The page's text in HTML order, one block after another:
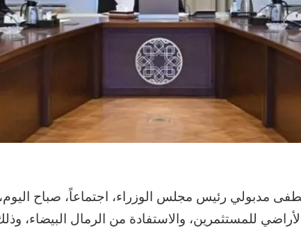
مدبولي رئيس مجلس الوزراء، اجتماعاً، صباح اليوم،
للمستثمرين، والاستفادة من الرمال البيضاء،